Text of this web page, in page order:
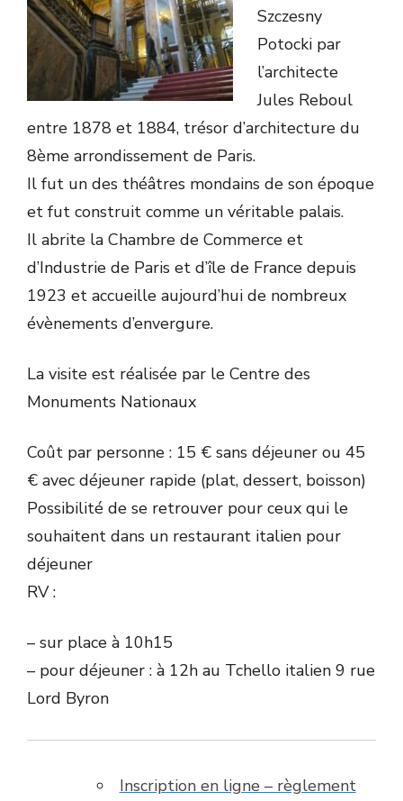
Szczesny
Potocki par
l’architecte
Jules Reboul
entre 1878 et 1884, trésor d’architecture du
8ème arrondissement de Paris.
Il fut un des théâtres mondains de son époque
et fut construit comme un véritable palais.
Il abrite la Chambre de Commerce et
d’Industrie de Paris et d’île de France depuis
1923 et accueille aujourd’hui de nombreux
évènements d’envergure.
La visite est réalisée par le Centre des
Monuments Nationaux
Coût par personne : 15 € sans déjeuner ou 45
€ avec déjeuner rapide (plat, dessert, boisson)
Possibilité de se retrouver pour ceux qui le
souhaitent dans un restaurant italien pour
déjeuner
RV :
– sur place à 10h15
– pour déjeuner : à 12h au Tchello italien 9 rue
Lord Byron
Inscription en ligne – règlement